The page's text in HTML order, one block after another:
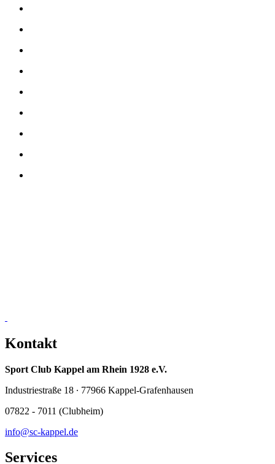
Kontakt
Sport Club Kappel am Rhein 1928 e.V.
Industriestraße 18 ∙ 77966 Kappel-Grafenhausen
07822 - 7011 (Clubheim)
info@sc-kappel.de
Services